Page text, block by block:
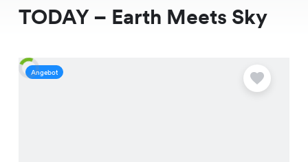
TODAY – Earth Meets Sky
Angebot